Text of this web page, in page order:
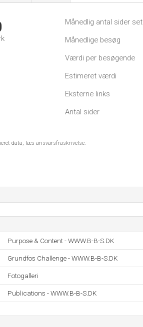
Månedlig antal sider set
Månedlige besøg
Værdi per besøgende
Estimeret værdi
Eksterne links
Antal sider
data, læs ansvarsfraskrivelse.
Purpose & Content - WWW.B-B-S.DK
Grundfos Challenge - WWW.B-B-S.DK
Fotogalleri
Publications - WWW.B-B-S.DK